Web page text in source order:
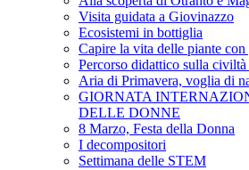
Visita guidata a Giovinazzo
Ecosistemi in bottiglia
Capire la vita delle piante
Percorso didattico sulla civiltà
Aria di Primavera, voglia di
GIORNATA
DELLE DONNE
8 Marzo, Festa della Donna
I decompositori
Settimana delle STEM